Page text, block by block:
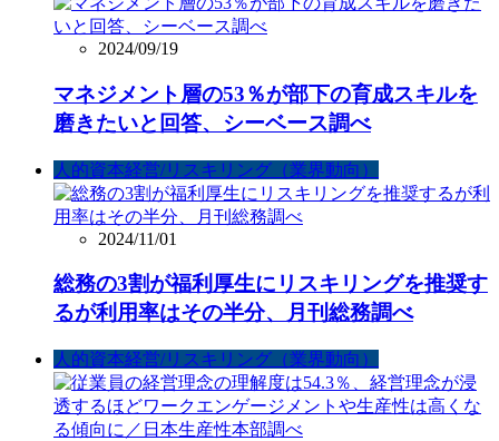
2024/09/19
マネジメント層の53％が部下の育成スキルを
磨きたいと回答、シーベース調べ
人的資本経営/リスキリング（業界動向）
2024/11/01
総務の3割が福利厚生にリスキリングを推奨す
るが利用率はその半分、月刊総務調べ
人的資本経営/リスキリング（業界動向）